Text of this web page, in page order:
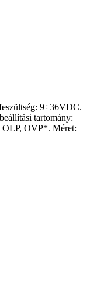
9÷36VDC.
tartomány:
OLP, OVP*. Méret: